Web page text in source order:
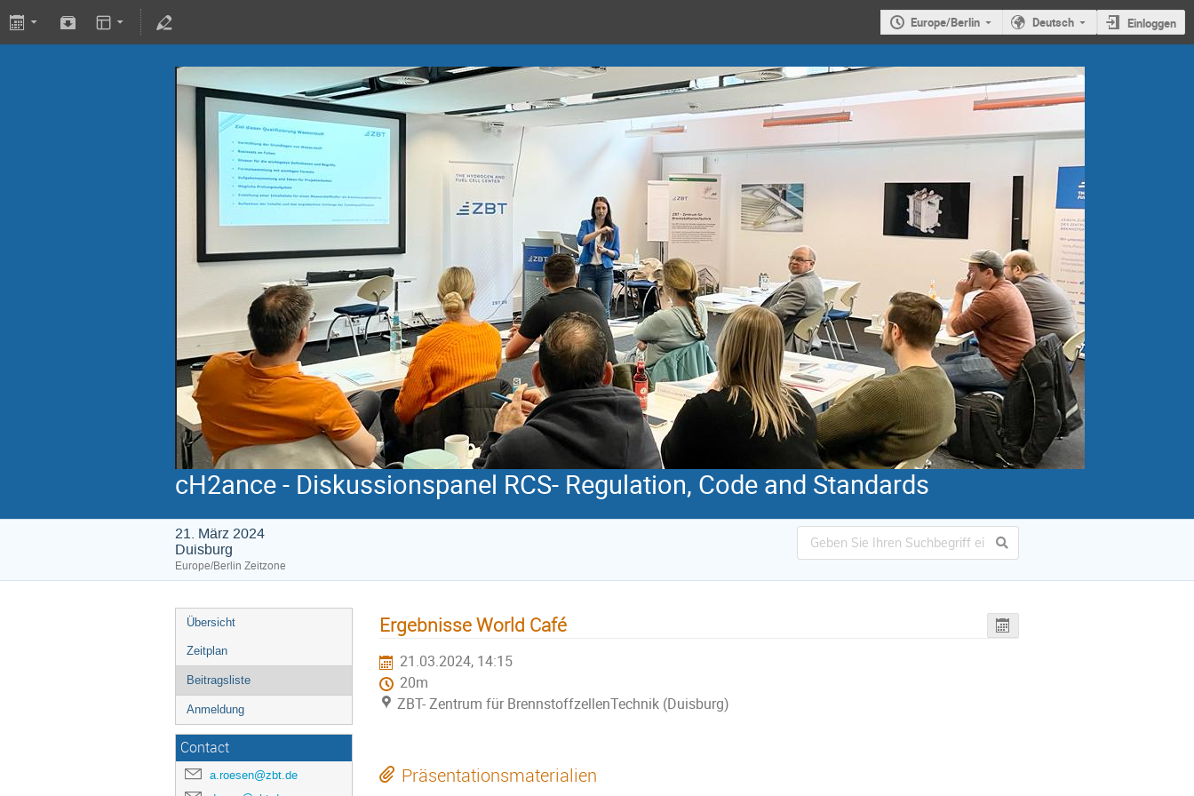
Europe/Berlin Deutsch Einloggen
cH2ance - Diskussionspanel RCS- Regulation, Code and Standards
21. März 2024
Duisburg
Europe/Berlin Zeitzone
Übersicht
Zeitplan
Beitragsliste
Anmeldung
Contact
a.roesen@zbt.de
Ergebnisse World Café
21.03.2024, 14:15
20m
ZBT- Zentrum für BrennstoffzellenTechnik (Duisburg)
Präsentationsmaterialien